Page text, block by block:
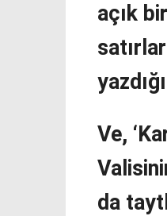
açık
Ve,
da